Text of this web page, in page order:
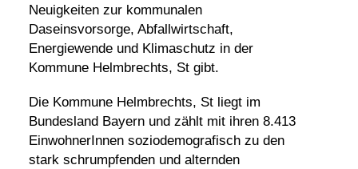
Neuigkeiten zur kommunalen
Daseinsvorsorge, Abfallwirtschaft,
Energiewende und Klimaschutz in der
Kommune Helmbrechts, St gibt.
Die Kommune Helmbrechts, St liegt im
Bundesland Bayern und zählt mit ihren 8.413
EinwohnerInnen soziodemografisch zu den
stark schrumpfenden und alternden